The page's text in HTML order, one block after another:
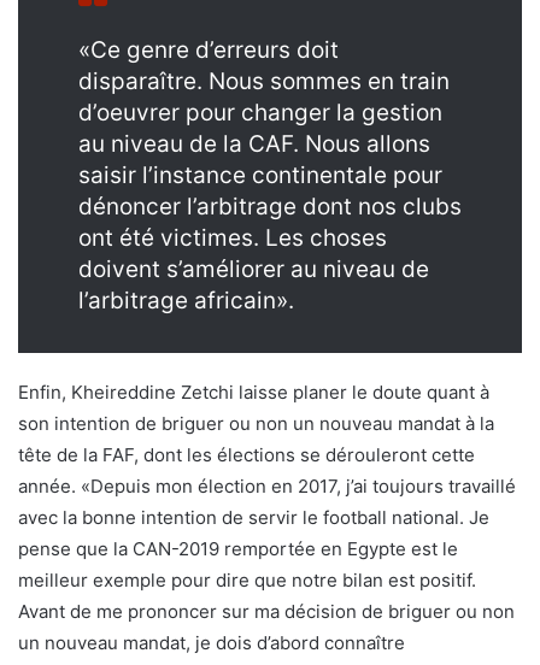
«Ce genre d’erreurs doit
disparaître. Nous sommes en train
d’oeuvrer pour changer la gestion
au niveau de la CAF. Nous allons
saisir l’instance continentale pour
dénoncer l’arbitrage dont nos clubs
ont été victimes. Les choses
doivent s’améliorer au niveau de
l’arbitrage africain».
Enfin, Kheireddine Zetchi laisse planer le doute quant à
son intention de briguer ou non un nouveau mandat à la
tête de la FAF, dont les élections se dérouleront cette
année. «Depuis mon élection en 2017, j’ai toujours travaillé
avec la bonne intention de servir le football national. Je
pense que la CAN-2019 remportée en Egypte est le
meilleur exemple pour dire que notre bilan est positif.
Avant de me prononcer sur ma décision de briguer ou non
un nouveau mandat, je dois d’abord connaître